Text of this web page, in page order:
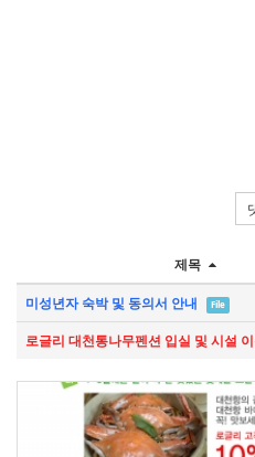
제목
미성년자 숙박 및 동의서 안내 File
로글리 대천통나무펜션 입실 및 시설